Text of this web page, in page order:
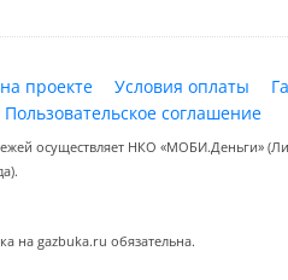
проекте Условия оплаты
Пользовательское соглашение
осуществляет НКО «МОБИ.Деньги»
на gazbuka.ru обязательна.